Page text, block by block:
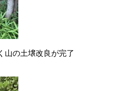
山の土壌改良が完了